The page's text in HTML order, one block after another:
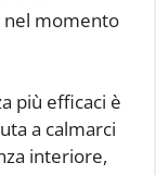
nel momento
più efficaci è
a calmarci
interiore,